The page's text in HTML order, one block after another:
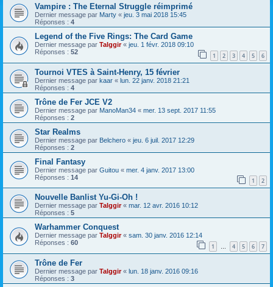
Vampire : The Eternal Struggle réimprimé
Dernier message par Marty « jeu. 3 mai 2018 15:45
Réponses : 4
Legend of the Five Rings: The Card Game
Dernier message par Talggir« jeu. 1 févr. 2018 09:10
Réponses : 52 1 2 3 4 5 6
Tournoi VTES à Saint-Henry, 15 février
Dernier message par kaar « lun. 22 janv. 2018 21:21
Réponses : 4
Trône de Fer JCE V2
Dernier message par ManoMan34 « mer. 13 sept. 2017 11:55
Réponses : 2
Star Realms
Dernier message par Belchero « jeu. 6 juil. 2017 12:29
Réponses : 2
Final Fantasy
Dernier message par Guitou « mer. 4 janv. 2017 13:00
Réponses : 14 1 2
Nouvelle Banlist Yu-Gi-Oh !
Dernier message par Talggir« mar. 12 avr. 2016 10:12
Réponses : 5
Warhammer Conquest
Dernier message par Talggir« sam. 30 janv. 2016 12:14
Réponses : 60 1 … 4 5 6 7
Trône de Fer
Dernier message par Talggir« lun. 18 janv. 2016 09:16
Réponses : 3